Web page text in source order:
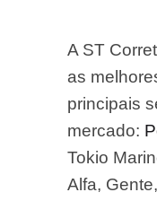
A ST
as
principais
mercado:
Tokio
Alfa,